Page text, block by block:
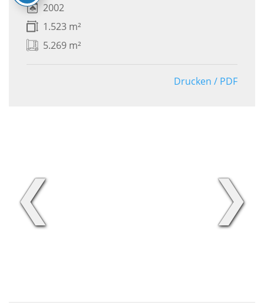
2002
1.523 m²
5.269 m²
Drucken / PDF
❮ ❯